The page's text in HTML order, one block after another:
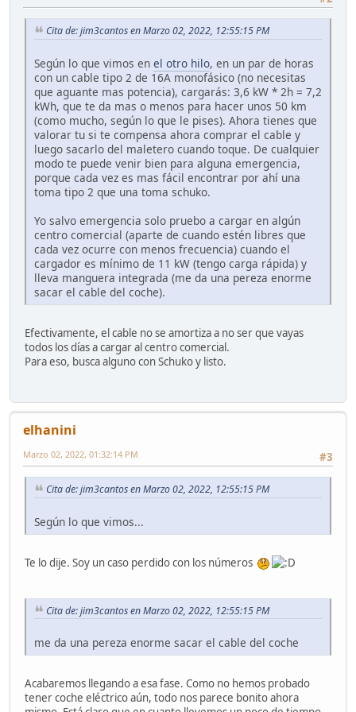
Cita de: jim3cantos en Marzo 02, 2022, 12:55:15 PM
Según lo que vimos en el otro hilo, en un par de horas
con un cable tipo 2 de 16A monofásico (no necesitas
que aguante mas potencia), cargarás: 3,6 kW * 2h = 7,2
kWh, que te da mas o menos para hacer unos 50 km
(como mucho, según lo que le pises). Ahora tienes que
valorar tu si te compensa ahora comprar el cable y
luego sacarlo del maletero cuando toque. De cualquier
modo te puede venir bien para alguna emergencia,
porque cada vez es mas fácil encontrar por ahí una
toma tipo 2 que una toma schuko.
Yo salvo emergencia solo pruebo a cargar en algún
centro comercial (aparte de cuando estén libres que
cada vez ocurre con menos frecuencia) cuando el
cargador es mínimo de 11 kW (tengo carga rápida) y
lleva manguera integrada (me da una pereza enorme
sacar el cable del coche).
Efectivamente, el cable no se amortiza a no ser que vayas
todos los días a cargar al centro comercial.
Para eso, busca alguno con Schuko y listo.
elhanini
#3
Marzo 02, 2022, 01:32:14 PM
Cita de: jim3cantos en Marzo 02, 2022, 12:55:15 PM
Según lo que vimos...
Te lo dije. Soy un caso perdido con los números
Cita de: jim3cantos en Marzo 02, 2022, 12:55:15 PM
me da una pereza enorme sacar el cable del coche
Acabaremos llegando a esa fase. Como no hemos probado
tener coche eléctrico aún, todo nos parece bonito ahora